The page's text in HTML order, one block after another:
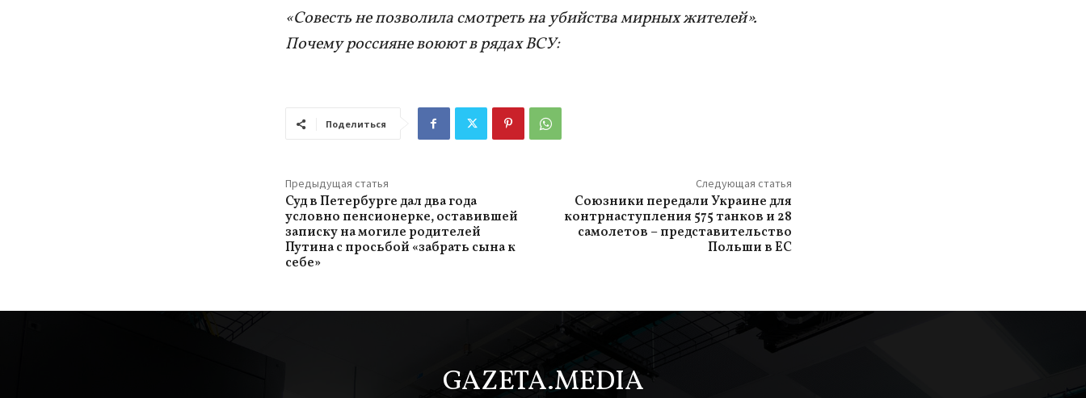
«Совесть не позволила смотреть на убийства мирных жителей».
Почему россияне воюют в рядах ВСУ:
Поделиться
Предыдущая статья
Суд в Петербурге дал два года
условно пенсионерке, оставившей
записку на могиле родителей
Путина с просьбой «забрать сына к
себе»
Следующая статья
Союзники передали Украине для
контрнаступления 575 танков и 28
самолетов – представительство
Польши в ЕС
GAZETA.MEDIA